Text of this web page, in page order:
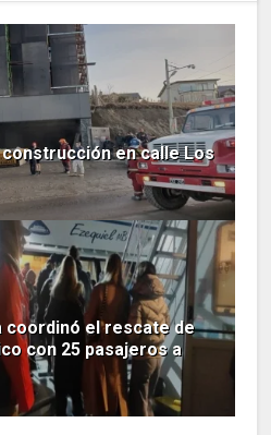
en calle Los
coordinó el rescate de
con 25 pasajeros a